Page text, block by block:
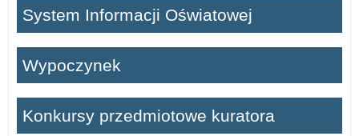
System Informacji Oświatowej
Wypoczynek
Konkursy przedmiotowe kuratora